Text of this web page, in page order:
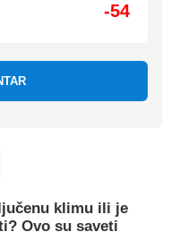
-54
klimu ili je
Ovo su saveti